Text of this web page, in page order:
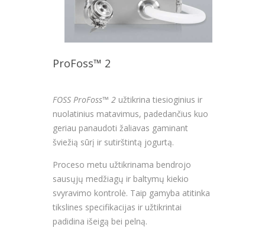
ProFoss™ 2
FOSS ProFoss™ 2 užtikrina tiesioginius ir
nuolatinius matavimus, padedančius kuo
geriau panaudoti žaliavas gaminant
šviežią sūrį ir sutirštintą jogurtą.
Proceso metu užtikrinama bendrojo
sausųjų medžiagų ir baltymų kiekio
svyravimo kontrolė. Taip gamyba atitinka
tikslines specifikacijas ir užtikrintai
padidina išeigą bei pelną.